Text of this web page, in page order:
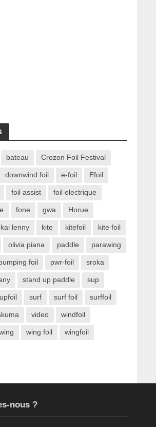
bateau Crozon Foil Festival
downwind foil e-foil Efoil
foil assist foil electrique
fone gwa Horue
kai lenny kite kitefoil kite foil
olivia piana paddle parawing
foil pwr-foil sroka
stand up paddle sup
surf surf foil surffoil
video windfoil
wing foil wingfoil
nous ?